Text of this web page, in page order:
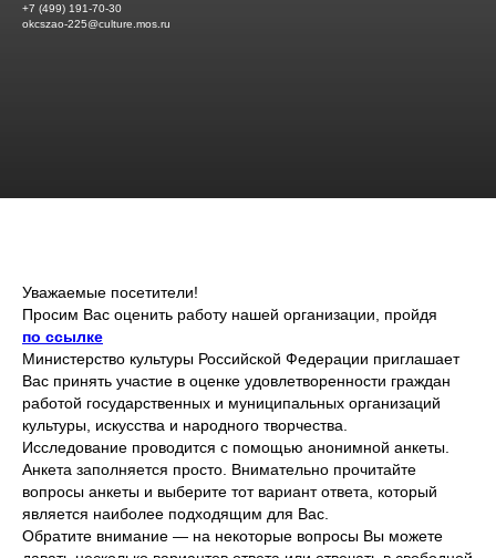
+7 (499) 191-70-30
okcszao-225@culture.mos.ru
Уважаемые посетители!
Просим Вас оценить работу нашей организации, пройдя
по ссылке
Министерство культуры Российской Федерации приглашает
Вас принять участие в оценке удовлетворенности граждан
работой государственных и муниципальных организаций
культуры, искусства и народного творчества.
Исследование проводится с помощью анонимной анкеты.
Анкета заполняется просто. Внимательно прочитайте
вопросы анкеты и выберите тот вариант ответа, который
является наиболее подходящим для Вас.
Обратите внимание — на некоторые вопросы Вы можете